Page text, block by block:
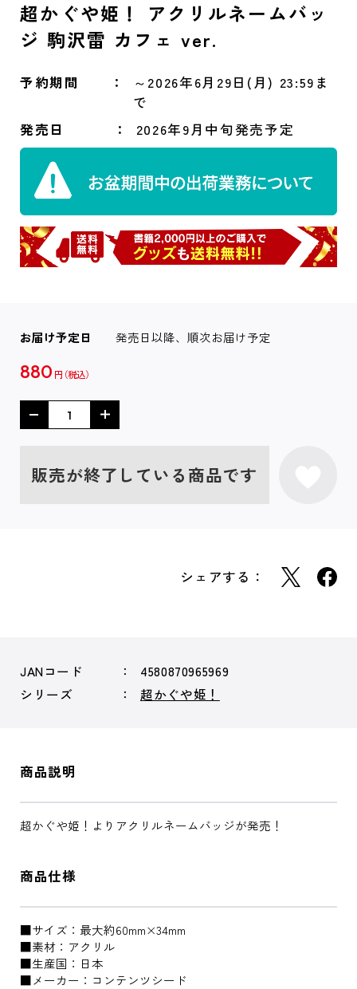
超かぐや姫！ アクリルネームバッ
ジ 駒沢雷 カフェ ver.
予約期間
～2026年6月29日(月) 23:59ま
で
発売日
2026年9月中旬発売予定
お届け予定日 発売日以降、順次お届け予定
880 円
販売が終了している商品です
シェアする：
JANコード
4580870965969
シリーズ
超かぐや姫！
商品説明
超かぐや姫！よりアクリルネームバッジが発売！
商品仕様
■サイズ：最大約60mm×34mm
■素材：アクリル
■生産国：日本
■メーカー：コンテンツシード